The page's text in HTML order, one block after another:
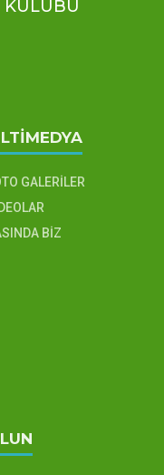
KULÜBÜ
GALERİLER
BİZ